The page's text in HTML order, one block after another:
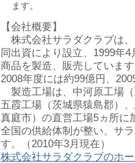
ます。
【会社概要】
株式会社サラダクラブは
同出資により設立、1999年
商品を製造、販売していま
2008年度には約99億円、
製造工場は、中河原工場
五霞工場（茨城県猿島郡）
真庭市）の直営工場5ヵ所に
全国の供給体制が整い、サ
す。（2010年3月現在）
株式会社サラダクラブのホ